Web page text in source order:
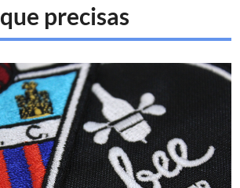
que precisas